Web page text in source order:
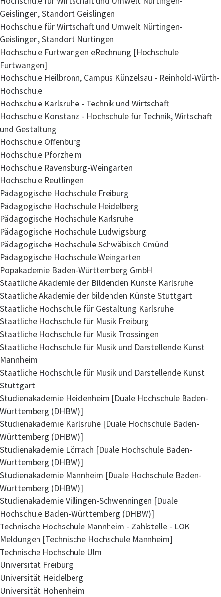
Geislingen, Standort Geislingen
Hochschule für Wirtschaft und Umwelt Nürtingen-
Geislingen, Standort Nürtingen
Hochschule Furtwangen eRechnung [Hochschule
Furtwangen]
Hochschule Heilbronn, Campus Künzelsau - Reinhold-Würth-
Hochschule
Hochschule Karlsruhe - Technik und Wirtschaft
Hochschule Konstanz - Hochschule für Technik, Wirtschaft
und Gestaltung
Hochschule Offenburg
Hochschule Pforzheim
Hochschule Ravensburg-Weingarten
Hochschule Reutlingen
Pädagogische Hochschule Freiburg
Pädagogische Hochschule Heidelberg
Pädagogische Hochschule Karlsruhe
Pädagogische Hochschule Ludwigsburg
Pädagogische Hochschule Schwäbisch Gmünd
Pädagogische Hochschule Weingarten
Popakademie Baden-Württemberg GmbH
Staatliche Akademie der Bildenden Künste Karlsruhe
Staatliche Akademie der bildenden Künste Stuttgart
Staatliche Hochschule für Gestaltung Karlsruhe
Staatliche Hochschule für Musik Freiburg
Staatliche Hochschule für Musik Trossingen
Staatliche Hochschule für Musik und Darstellende Kunst
Mannheim
Staatliche Hochschule für Musik und Darstellende Kunst
Stuttgart
Studienakademie Heidenheim [Duale Hochschule Baden-
Württemberg (DHBW)]
Studienakademie Karlsruhe [Duale Hochschule Baden-
Württemberg (DHBW)]
Studienakademie Lörrach [Duale Hochschule Baden-
Württemberg (DHBW)]
Studienakademie Mannheim [Duale Hochschule Baden-
Württemberg (DHBW)]
Studienakademie Villingen-Schwenningen [Duale
Hochschule Baden-Württemberg (DHBW)]
Technische Hochschule Mannheim - Zahlstelle - LOK
Meldungen [Technische Hochschule Mannheim]
Technische Hochschule Ulm
Universität Freiburg
Universität Heidelberg
Universität Hohenheim